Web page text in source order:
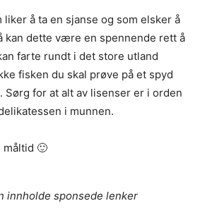
liker å ta en sjanse og som elsker å
kan dette være en spennende rett å
farte rundt i det store utland
fisken du skal prøve på et spyd
Sørg for at alt av lisenser er i orden
i munnen.
måltid 🙂
innholde sponsede lenker